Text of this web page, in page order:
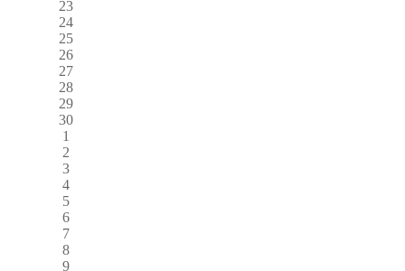
23
24
25
26
27
28
29
30
1
2
3
4
5
6
7
8
9